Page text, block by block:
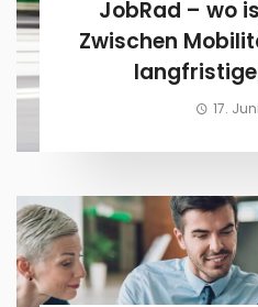
JobRad – wo
Zwischen
17.